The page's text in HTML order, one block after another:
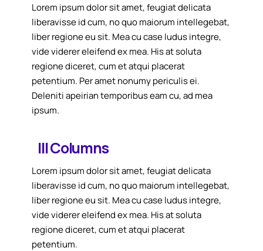
Lorem ipsum dolor sit amet, feugiat delicata
liberavisse id cum, no quo maiorum intellegebat,
liber regione eu sit. Mea cu case ludus integre,
vide viderer eleifend ex mea. His at soluta
regione diceret, cum et atqui placerat
petentium. Per amet nonumy periculis ei.
Deleniti apeirian temporibus eam cu, ad mea
ipsum.
III Columns
Lorem ipsum dolor sit amet, feugiat delicata
liberavisse id cum, no quo maiorum intellegebat,
liber regione eu sit. Mea cu case ludus integre,
vide viderer eleifend ex mea. His at soluta
regione diceret, cum et atqui placerat
petentium.